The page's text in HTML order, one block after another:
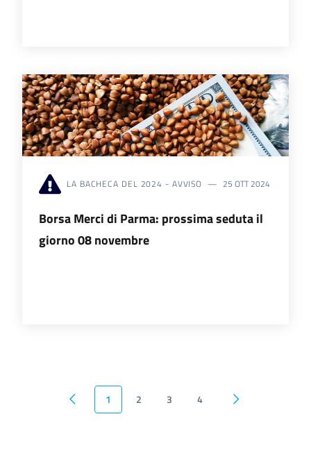
LA BACHECA DEL 2024 - AVVISO 25 OTT 2024
Borsa Merci di Parma: prossima seduta il
giorno 08 novembre
Pagina precedente
1 2 3 4 Pagina successiva